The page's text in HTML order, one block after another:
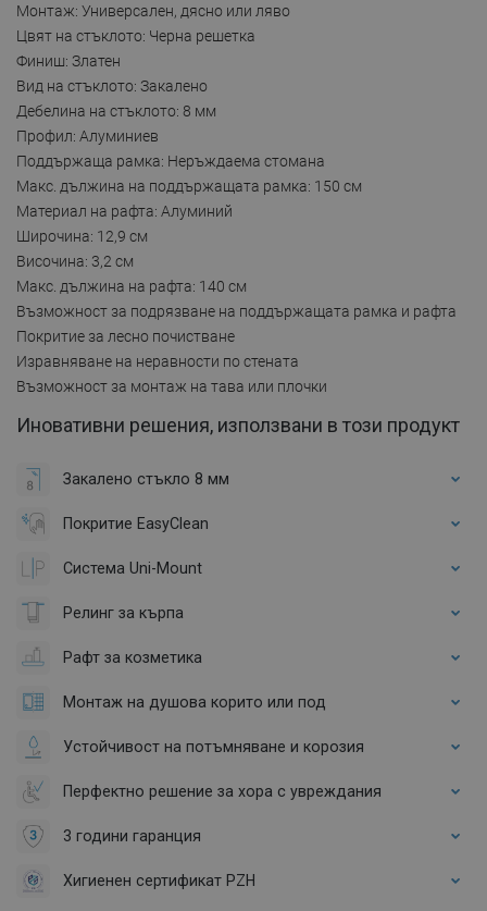
Монтаж: Универсален, дясно или ляво
Цвят на стъклото: Черна решетка
Финиш: Златен
Вид на стъклото: Закалено
Дебелина на стъклото: 8 мм
Профил: Алуминиев
Поддържаща рамка: Неръждаема стомана
Макс. дължина на поддържащата рамка: 150 см
Материал на рафта: Алуминий
Широчина: 12,9 см
Височина: 3,2 см
Макс. дължина на рафта: 140 см
Възможност за подрязване на поддържащата рамка и рафта
Покритие за лесно почистване
Изравняване на неравности по стената
Възможност за монтаж на тава или плочки
Иновативни решения, използвани в този продукт
Закалено стъкло 8 мм
Покритие EasyClean
Система Uni-Mount
Релинг за кърпа
Рафт за козметика
Монтаж на душова корито или под
Устойчивост на потъмняване и корозия
Перфектно решение за хора с увреждания
3 години гаранция
Хигиенен сертификат PZH